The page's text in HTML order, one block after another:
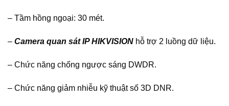
– Tầm hồng ngoại: 30 mét.
– Camera quan sát IP HIKVISION hỗ trợ 2 luồng dữ liệu.
– Chức năng chống ngược sáng DWDR.
– Chức năng giảm nhiễu kỹ thuật số 3D DNR.